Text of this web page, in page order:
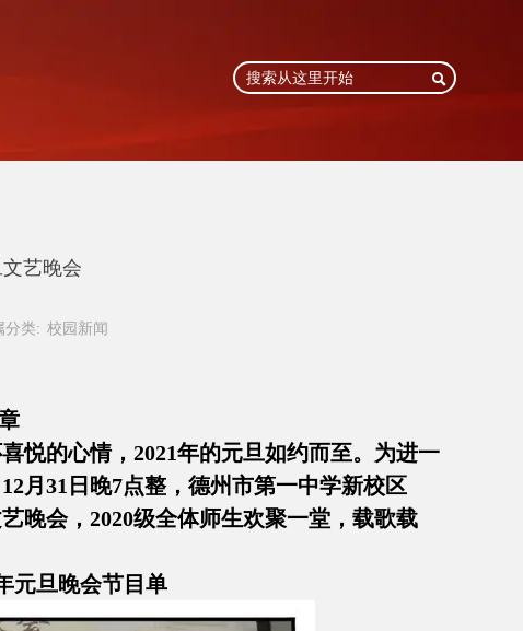

艺晚会
分类: 校园新闻
悦的心情，2021年的元旦如约而至。为进一
月31日晚7点整，德州市第一中学新校区
晚会，2020级全体师生欢聚一堂，载歌载
元旦晚会节目单